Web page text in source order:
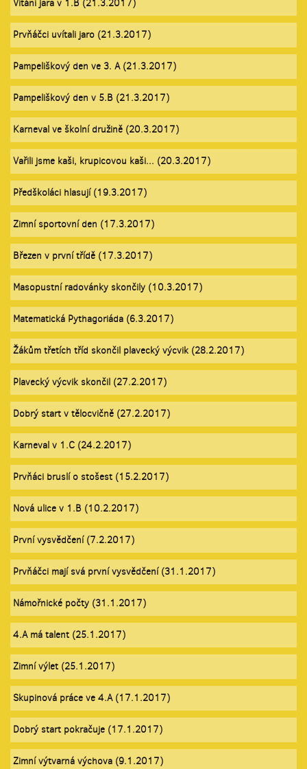
Vítání jara v 1.B (21.3.2017)
Prvňáčci uvítali jaro (21.3.2017)
Pampeliškový den ve 3. A (21.3.2017)
Pampeliškový den v 5.B (21.3.2017)
Karneval ve školní družině (20.3.2017)
Vařili jsme kaši, krupicovou kaši... (20.3.2017)
Předškoláci hlasují (19.3.2017)
Zimní sportovní den (17.3.2017)
Březen v první třídě (17.3.2017)
Masopustní radovánky skončily (10.3.2017)
Matematická Pythagoriáda (6.3.2017)
Žákům třetích tříd skončil plavecký výcvik (28.2.2017)
Plavecký výcvik skončil (27.2.2017)
Dobrý start v tělocvičně (27.2.2017)
Karneval v 1.C (24.2.2017)
Prvňáci bruslí o stošest (15.2.2017)
Nová ulice v 1.B (10.2.2017)
První vysvědčení (7.2.2017)
Prvňáčci mají svá první vysvědčení (31.1.2017)
Námořnické počty (31.1.2017)
4.A má talent (25.1.2017)
Zimní výlet (25.1.2017)
Skupinová práce ve 4.A (17.1.2017)
Dobrý start pokračuje (17.1.2017)
Zimní výtvarná výchova (9.1.2017)